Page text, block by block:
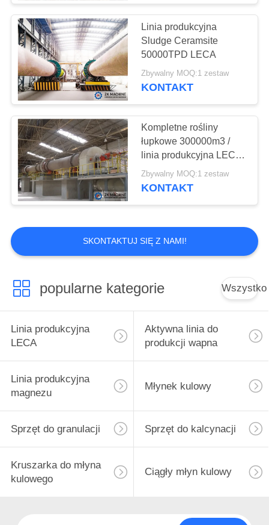
cementu
Urządzenia do
przetwarzania
minerałów
41
Linia do produkcji
przemysłowej
27
Linia produkcyjna
Sludge Ceramsite
50000TPD LECA
Zbywalny MOQ:1 zestaw
KONTAKT
Kompletne rośliny
łupkowe 300000m3 /
linia produkcyjna LECA
Ceramsite
Zbywalny MOQ:1 zestaw
KONTAKT
SKONTAKTUJ SIĘ Z NAMI!
popularne kategorie Wszystko
Linia produkcyjna
LECA
Aktywna linia do
produkcji wapna
Linia produkcyjna
magnezu
Młynek kulowy
Sprzęt do granulacji Sprzęt do kalcynacji
Kruszarka do młyna
kulowego
Ciągły młyn kulowy